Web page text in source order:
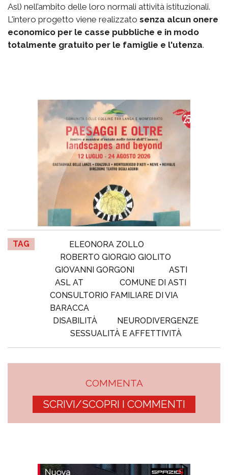
Asl) nell’ambito delle loro normali attività istituzionali.
L'intero progetto viene realizzato senza alcun onere
economico per le casse pubbliche e in modo
totalmente gratuito per le famiglie e l'utenza.
TAG
ELEONORA ZOLLO
ROBERTO GIORGIO GIOLITO
GIOVANNI GORGONI
ASTI
ASL AT
COMUNE DI ASTI
CONSULTORIO FAMILIARE DI VIA
BARACCA
DISABILITÀ
NEURODIVERGENZE
SESSUALITÀ E AFFETTIVITÀ
COMMENTA
SCRIVI/SCOPRI I COMMENTI